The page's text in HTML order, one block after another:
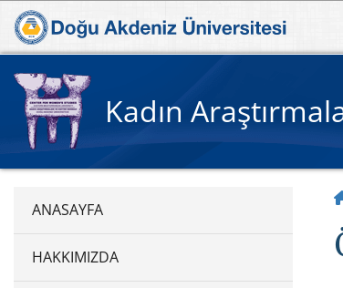
Kadın
HAKKIMIZDA